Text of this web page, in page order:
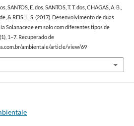
SANTOS, E. dos, SANTOS, T. T. dos, CHAGAS, A. B.,
de, & REIS, L. S. (2017). Desenvolvimento de duas
Solanaceae em solo com diferentes tipos de
1–7. Recuperado de
ambientale/article/view/69